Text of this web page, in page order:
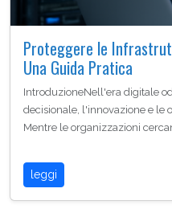
Proteggere le
Una Guida Pratica
IntroduzioneNell'era digitale
decisionale, l'innovazione e le
Mentre le organizzazioni
leggi